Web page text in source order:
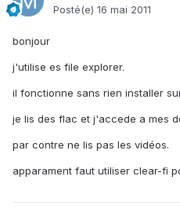
Posté(e) 16 mai 2011
bonjour
j'utilise es file explorer.
il fonctionne sans rien installer
je lis des flac et j'accede a mes
par contre ne lis pas les vidéos.
apparament faut utiliser clear-fi